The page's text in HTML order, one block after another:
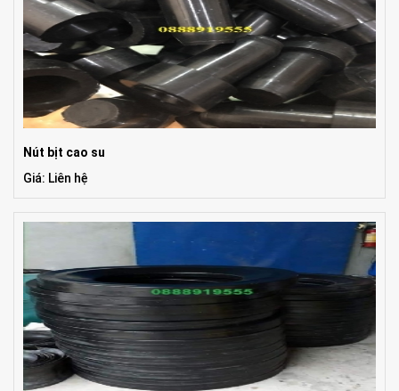
Nút bịt cao su
Giá: Liên hệ